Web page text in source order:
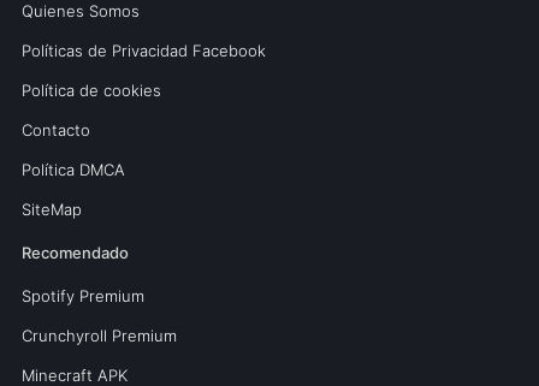
Quienes Somos
Políticas de Privacidad Facebook
Política de cookies
Contacto
Política DMCA
SiteMap
Recomendado
Spotify Premium
Crunchyroll Premium
Minecraft APK